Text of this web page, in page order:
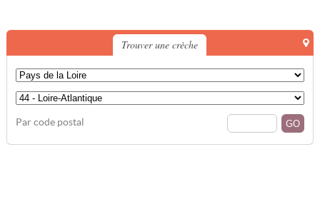
Trouver une crèche
Par code postal